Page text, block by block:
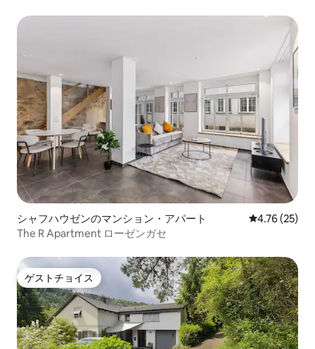
シャフハウゼンのマンション・アパート レビュー25
4.76 (25)
The R Apartment ローゼンガセ
ゲストチョイス
ゲストチョイス